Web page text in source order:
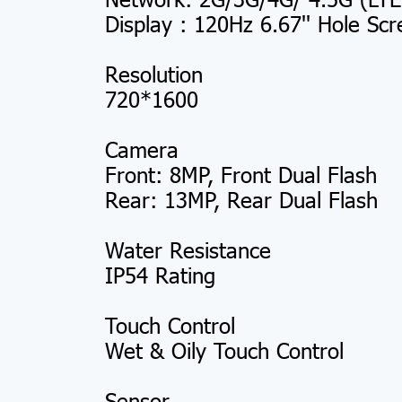
Display : 120Hz 6.67'' Hole
Resolution
720*1600
Camera
Front: 8MP, Front Dual Flash
Rear: 13MP, Rear Dual Flash
Water Resistance
IP54 Rating
Touch Control
Wet & Oily Touch Control